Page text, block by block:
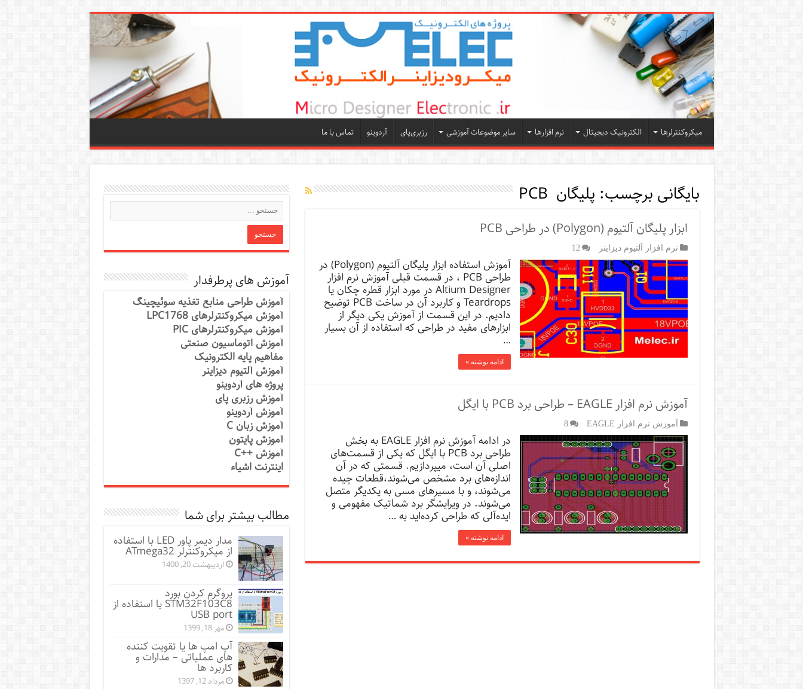
میکروکنترلرها الکترونیک دیجیتال نرم افزارها سایر موضوعات آموزشی رزبری‌پای آردوینو تماس با ما
بایگانی برچسب: پلیگان PCB
ابزار پلیگان آلتیوم (Polygon) در طراحی PCB
نرم افزار آلتیوم دیزاینر 12
آموزش استفاده ابزار پلیگان آلتیوم (Polygon) در
طراحی PCB ، در قسمت قبلی آموزش نرم افزار
Altium Designer در مورد ابزار قطره چکان یا
Teardrops و کاربرد آن در ساخت PCB توضیح
دادیم. در این قسمت از آموزش یکی دیگر از
ابزارهای مفید در طراحی که استفاده از آن بسیار
…
ادامه نوشته »
آموزش نرم افزار EAGLE – طراحی برد PCB با ایگل
آموزش نرم افزار EAGLE 8
در ادامه آموزش نرم افزار EAGLE به بخش
طراحی برد PCB با ایگل که یکی از قسمت‌های
اصلی آن است، میپردازیم. قسمتی که در آن
اندازه‌های برد مشخص می‌شوند،قطعات چیده
می‌شوند، و با مسیرهای مسی به یکدیگر متصل
می‌شوند. در ویرایشگر برد شماتیک مفهومی و
ایده‌آلی که طراحی کرده‌اید به …
ادامه نوشته »
آموزش های پرطرفدار
آموزش طراحی منابع تغذیه سوئیچینگ
آموزش میکروکنترلرهای LPC1768
آموزش میکروکنترلرهای PIC
آموزش اتوماسیون صنعتی
مفاهیم پایه الکترونیک
آموزش آلتیوم دیزاینر
پروژه های آردوینو
آموزش رزبری پای
آموزش آردوینو
آموزش زبان C
آموزش پایتون
آموزش ++C
اینترنت اشیاء
مطالب بیشتر برای شما
مدار دیمر پاور LED با استفاده
از میکروکنترلر ATmega32
اردیبهشت 20, 1400
پروگرم کردن بورد
STM32F103C8 با استفاده از
USB port
مهر 18, 1399
آپ امپ ها یا تقویت کننده
های عملیاتی – مدارات و
کاربرد ها
مرداد 12, 1397